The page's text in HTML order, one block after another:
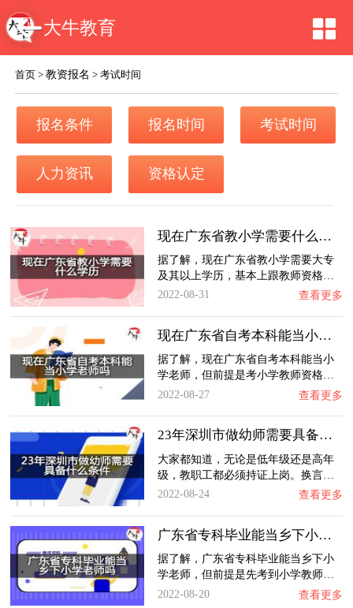
大牛教育
首页 >教资报名 >考试时间
报名条件 报名时间 考试时间
人力资讯 资格认定
现在广东省教小学需要什么学历？
据了解，现在广东省教小学需要大专
及其以上学历，基本上跟教师资格…
2022-08-31
查看更多
现在广东省自考本科能当小学老师吗？
据了解，现在广东省自考本科能当小
学老师，但前提是考小学教师资格…
2022-08-27
查看更多
23年深圳市做幼师需要具备什么条件？
大家都知道，无论是低年级还是高年
级，教职工都必须持证上岗。换言…
2022-08-24
查看更多
广东省专科毕业能当乡下小学老师吗？
据了解，广东省专科毕业能当乡下小
学老师，但前提是先考到小学教师…
2022-08-20
查看更多